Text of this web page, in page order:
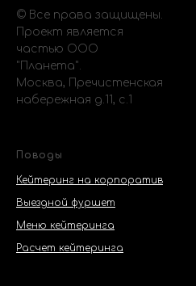
© Все права защищены.
Проект является
частью ООО
"Планета".
Москва, Пречистенская
набережная д.11, с.1
Поводы
Кейтеринг на корпоратив
Выездной фуршет
Меню кейтеринга
Расчет кейтеринга